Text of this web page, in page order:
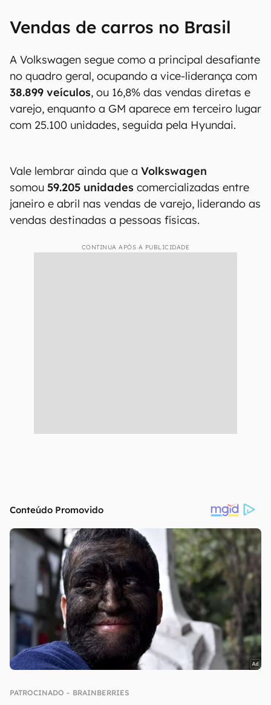
Vendas de carros no Brasil
A Volkswagen segue como a principal desafiante
no quadro geral, ocupando a vice-liderança com
38.899 veículos, ou 16,8% das vendas diretas e
varejo, enquanto a GM aparece em terceiro lugar
com 25.100 unidades, seguida pela Hyundai.
Vale lembrar ainda que a Volkswagen
somou 59.205 unidades comercializadas entre
janeiro e abril nas vendas de varejo, liderando as
vendas destinadas a pessoas físicas.
CONTINUA APÓS A PUBLICIDADE